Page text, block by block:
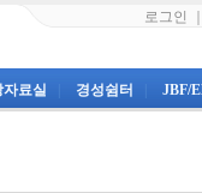
로그인
자료실 경성쉼터 JBF/